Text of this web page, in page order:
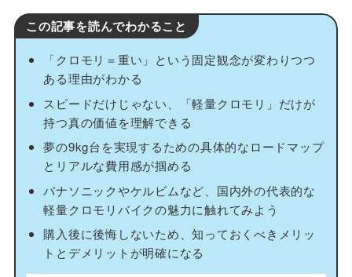
この記事を読んでわかること
「クロモリ＝重い」という固定観念が変わりつつ
ある理由がわかる
スピードだけじゃない、「軽量クロモリ」だけが
持つ真の価値を理解できる
夢の9kg台を実現するための具体的なロードマップ
とリアルな費用感が掴める
パナソニックやケルビムなど、国内外の代表的な
軽量クロモリバイクの魅力に触れてみよう
購入後に後悔しないため、知っておくべきメリッ
トとデメリットが明確になる